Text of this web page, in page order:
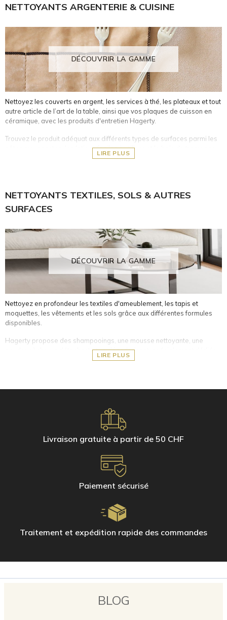
Livraison gratuite à partir de 50 CHF
Paiement sécurisé
Traitement et expédition rapide des commandes
Métaux blancs tels que l'acier, l'acier inoxydable et le chrome
Meubles ou accessoires en cuir et en bois naturel
Objets en cristal et en verre
Surfaces laquées et écrans
NETTOYANTS ARGENTERIE & CUISINE
DÉCOUVRIR LA GAMME
Nettoyez les couverts en argent, les services à thé, les plateaux et tout
autre article de l’art de la table, ainsi que vos plaques de cuisson en
céramique, avec les produits d'entretien Hagerty.
Trouvez le produit adéquat aux différents types de surfaces parmi les
pâtes moussantes, les lotions faciles à utiliser et le bain de trempage.
Les objets retrouveront leur éclat et brillance sans les endommager !
argent pour éviter qu'elles ne s'oxydent avec le temps.
Housses imprégnées et adaptées aux objets et couverts en
LIRE PLUS
NETTOYANTS TEXTILES, SOLS & AUTRES
SURFACES
DÉCOUVRIR LA GAMME
Nettoyez en profondeur les textiles d'ameublement, les tapis et
moquettes, les vêtements et les sols grâce aux différentes formules
disponibles.
Hagerty propose des shampooings, une mousse nettoyante, une
poudre sèche, un détachant et un désodorisant, spécialement dédiés
Les sols en bois (naturel, stratifié et vernis), en marbre et en
pierres naturelles (grès, terre cuite, tomette, ardoise ou Zelliges)
Pour le nettoyage quotidien des petites surfaces, utilisez les gants en
l'éclat à votre salle de bains et à votre cuisine.
Gant microfibre pour verre et miroir
LIRE PLUS
BLOG